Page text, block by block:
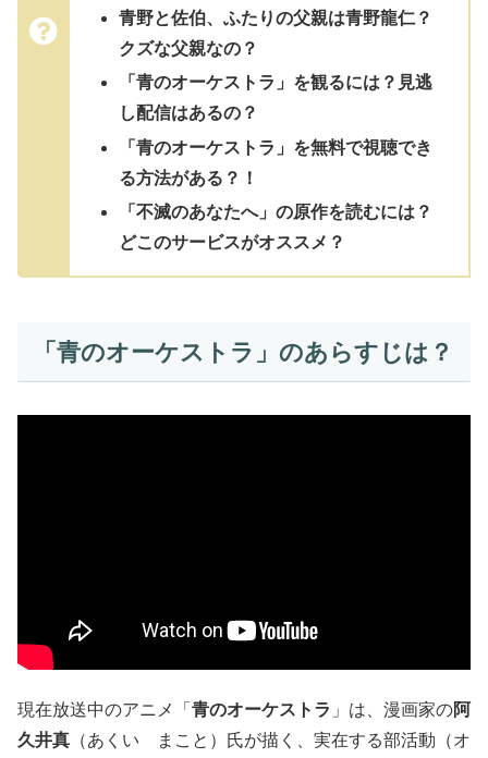
青野と佐伯、ふたりの父親は青野龍仁？
クズな父親なの？
「青のオーケストラ」を観るには？見逃
し配信はあるの？
「青のオーケストラ」を無料で視聴でき
る方法がある？！
「不滅のあなたへ」の原作を読むには？
どこのサービスがオススメ？
「青のオーケストラ」のあらすじは？
現在放送中のアニメ「 青のオーケストラ 」は、漫画家の阿
久井真 （あくい まこと）氏が描く、実在する部活動（オ